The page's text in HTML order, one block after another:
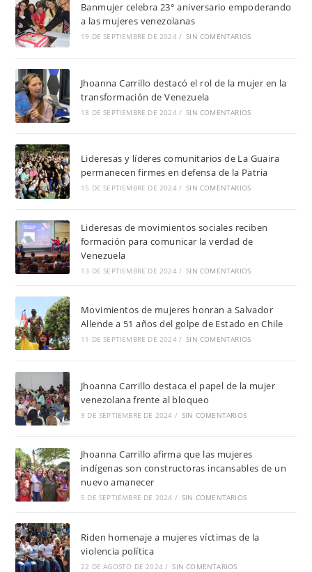
Banmujer celebra 23° aniversario empoderando
a las mujeres venezolanas
19 DE SEPTIEMBRE DE 2024 / SIN COMENTARIOS
Jhoanna Carrillo destacó el rol de la mujer en la
transformación de Venezuela
18 DE SEPTIEMBRE DE 2024 / SIN COMENTARIOS
Lideresas y líderes comunitarios de La Guaira
permanecen firmes en defensa de la Patria
15 DE SEPTIEMBRE DE 2024 / SIN COMENTARIOS
Lideresas de movimientos sociales reciben
formación para comunicar la verdad de
Venezuela
13 DE SEPTIEMBRE DE 2024 / SIN COMENTARIOS
Movimientos de mujeres honran a Salvador
Allende a 51 años del golpe de Estado en Chile
11 DE SEPTIEMBRE DE 2024 / SIN COMENTARIOS
Jhoanna Carrillo destaca el papel de la mujer
venezolana frente al bloqueo
9 DE SEPTIEMBRE DE 2024 / SIN COMENTARIOS
Jhoanna Carrillo afirma que las mujeres
indígenas son constructoras incansables de un
nuevo amanecer
5 DE SEPTIEMBRE DE 2024 / SIN COMENTARIOS
Riden homenaje a mujeres víctimas de la
violencia política
22 DE AGOSTO DE 2024 / SIN COMENTARIOS